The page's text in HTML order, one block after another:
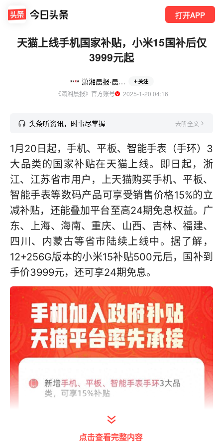
打开APP
天猫上线手机国家补贴，小米15国补后仅
3999元起
潇湘晨报·晨视频 关注
《潇湘晨报》官方账号
  2025-1-20 04:16
头条听资讯，时事尽掌握 去听全文
1月20日起，手机、平板、智能手表（手环）3
大品类的国家补贴在天猫上线。即日起，浙
江、江苏省市用户，上天猫购买手机、平板、
智能手表等数码产品可享受销售价格15%的立
减补贴，还能叠加平台至高24期免息权益。广
东、上海、海南、重庆、山西、吉林、福建、
四川、内蒙古等省市陆续上线中。据了解，
12+256G版本的小米15补贴500元后，国补到
手价3999元，还可享24期免息。
点击查看完整内容